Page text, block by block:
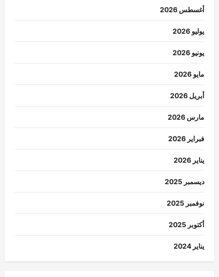
أغسطس 2026
يوليو 2026
يونيو 2026
مايو 2026
أبريل 2026
مارس 2026
فبراير 2026
يناير 2026
ديسمبر 2025
نوفمبر 2025
أكتوبر 2025
يناير 2024